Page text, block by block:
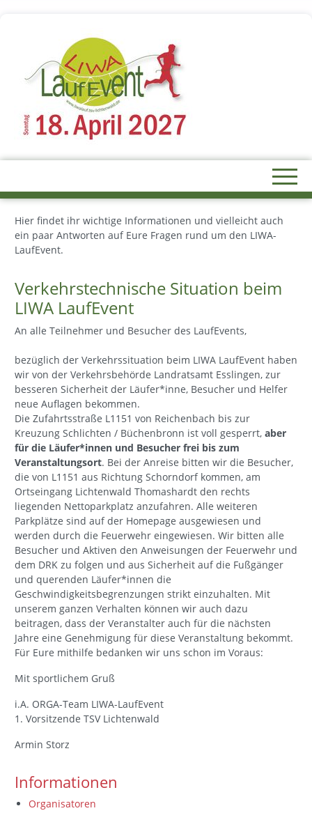
Hier findet ihr wichtige Informationen und vielleicht auch
ein paar Antworten auf Eure Fragen rund um den LIWA-
LaufEvent.
Verkehrstechnische Situation beim
LIWA LaufEvent
An alle Teilnehmer und Besucher des LaufEvents,
bezüglich der Verkehrssituation beim LIWA LaufEvent haben
wir von der Verkehrsbehörde Landratsamt Esslingen, zur
besseren Sicherheit der Läufer*inne, Besucher und Helfer
neue Auflagen bekommen.
Die Zufahrtsstraße L1151 von Reichenbach bis zur
Kreuzung Schlichten / Büchenbronn ist voll gesperrt, aber
für die Läufer*innen und Besucher frei bis zum
Veranstaltungsort. Bei der Anreise bitten wir die Besucher,
die von L1151 aus Richtung Schorndorf kommen, am
Ortseingang Lichtenwald Thomashardt den rechts
liegenden Nettoparkplatz anzufahren. Alle weiteren
Parkplätze sind auf der Homepage ausgewiesen und
werden durch die Feuerwehr eingewiesen. Wir bitten alle
Besucher und Aktiven den Anweisungen der Feuerwehr und
dem DRK zu folgen und aus Sicherheit auf die Fußgänger
und querenden Läufer*innen die
Geschwindigkeitsbegrenzungen strikt einzuhalten. Mit
unserem ganzen Verhalten können wir auch dazu
beitragen, dass der Veranstalter auch für die nächsten
Jahre eine Genehmigung für diese Veranstaltung bekommt.
Für Eure mithilfe bedanken wir uns schon im Voraus:
Mit sportlichem Gruß
i.A. ORGA-Team LIWA-LaufEvent
1. Vorsitzende TSV Lichtenwald
Armin Storz
Informationen
Organisatoren